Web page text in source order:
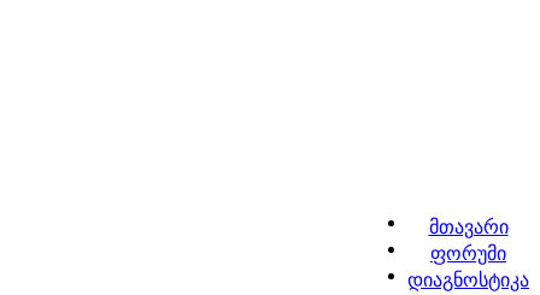
მთავარი
ფორუმი
დიაგნოსტიკა